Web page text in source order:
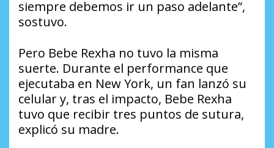
siempre debemos ir un paso adelante”,
sostuvo.
Pero Bebe Rexha no tuvo la misma
suerte. Durante el performance que
ejecutaba en New York, un fan lanzó su
celular y, tras el impacto, Bebe Rexha
tuvo que recibir tres puntos de sutura,
explicó su madre.